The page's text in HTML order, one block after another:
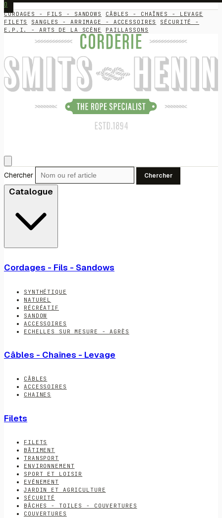
0
CORDAGES - FILS - SANDOWS
CÂBLES - CHAÎNES - LEVAGE
FILETS
SANGLES - ARRIMAGE - ACCESSOIRES
SÉCURITÉ -
E.P.I. - ARTS DE LA SCÈNE
PAILLASSONS
Chercher Chercher
Catalogue
Cordages - Fils - Sandows
SYNTHÉTIQUE
NATUREL
RÉCRÉATIF
SANDOW
ACCESSOIRES
ECHELLES SUR MESURE - AGRÈS
Câbles - Chaînes - Levage
CÂBLES
ACCESSOIRES
CHAINES
Filets
FILETS
BÂTIMENT
TRANSPORT
ENVIRONNEMENT
SPORT ET LOISIR
EVÉNEMENT
JARDIN ET AGRICULTURE
SÉCURITÉ
BÂCHES - TOILES - COUVERTURES
COUVERTURES